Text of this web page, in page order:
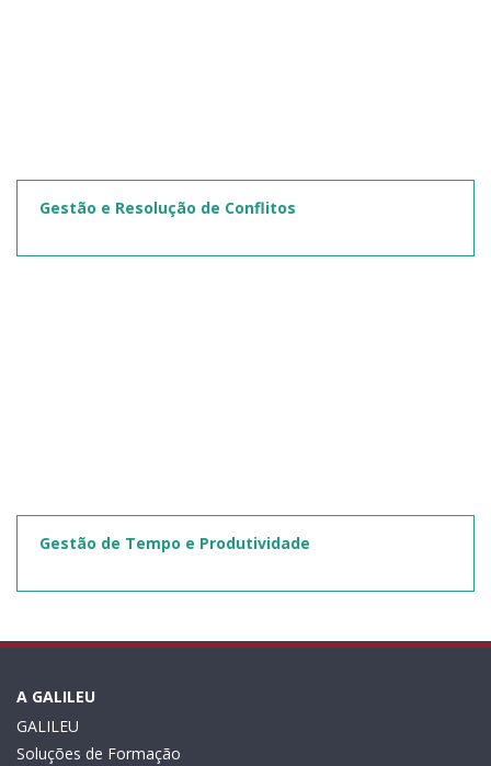
Gestão e Resolução de Conflitos
Gestão de Tempo e Produtividade
A GALILEU
GALILEU
Soluções de Formação